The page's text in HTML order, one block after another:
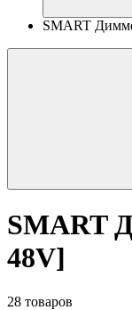
SMART
SMART
48V]
28 товаров